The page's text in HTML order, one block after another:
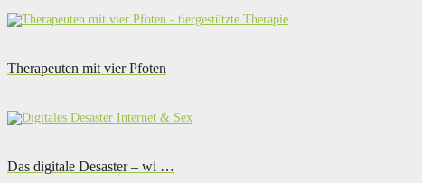
Therapeuten mit vier Pfoten
Das digitale Desaster – wi …